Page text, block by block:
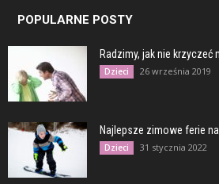
POPULARNE POSTY
Radzimy, jak nie krzyczeć
Dzieci 26 września 2019
Najlepsze zimowe ferie
Dzieci 31 stycznia 2022